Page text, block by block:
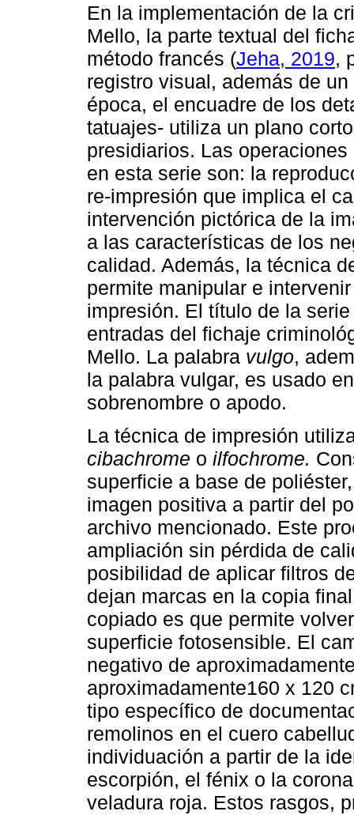
En la implementación de la
Mello, la parte textual del
método francés (Jeha, 2019,
registro visual, además de
época, el encuadre de los
tatuajes- utiliza un plano
presidiarios. Las
en esta serie son: la
re-impresión que implica el
intervención pictórica de la
a las características de los
calidad. Además, la técnica
permite manipular e
impresión. El título de la
entradas del fichaje
Mello. La palabra vulgo,
la palabra vulgar, es usado
sobrenombre o apodo.
La técnica de impresión
cibachrome o ilfochrome.
superficie a base de
imagen positiva a partir del
archivo mencionado. Este
ampliación sin pérdida de
posibilidad de aplicar filtros
dejan marcas en la copia
copiado es que permite
superficie fotosensible. El
negativo de
aproximadamente160 x 120
tipo específico de
remolinos en el cuero
individuación a partir de la
escorpión, el fénix o la
veladura roja. Estos rasgos,